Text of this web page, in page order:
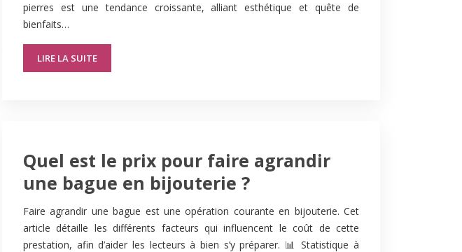
pierres est une tendance croissante, alliant esthétique et quête de
bienfaits…
LIRE LA SUITE
Quel est le prix pour faire agrandir
une bague en bijouterie ?
Faire agrandir une bague est une opération courante en bijouterie. Cet
article détaille les différents facteurs qui influencent le coût de cette
prestation, afin d’aider les lecteurs à bien s’y préparer. 📊 Statistique à